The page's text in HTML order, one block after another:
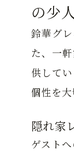
の少
鈴華グ
た、一
供して
個性を大
隠れ家
ゲスト